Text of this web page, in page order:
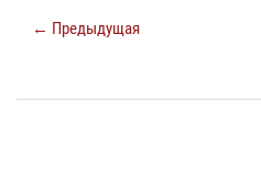
← Предыдущая